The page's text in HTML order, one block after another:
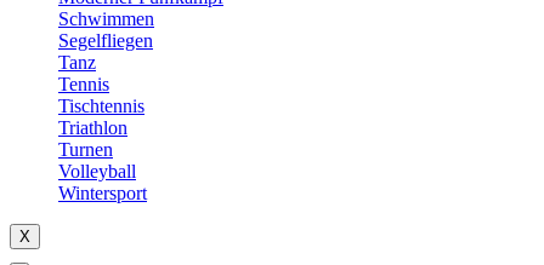
Schwimmen
Segelfliegen
Tanz
Tennis
Tischtennis
Triathlon
Turnen
Volleyball
Wintersport
X